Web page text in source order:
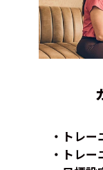
トレ
トレ